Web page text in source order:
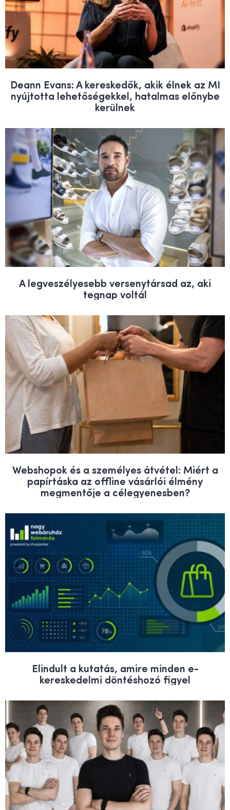
Deann Evans: A kereskedők, akik élnek az MI
nyújtotta lehetőségekkel, hatalmas előnybe
kerülnek
A legveszélyesebb versenytársad az, aki
tegnap voltál
Webshopok és a személyes átvétel: Miért a
papírtáska az offline vásárlói élmény
megmentője a célegyenesben?
Elindult a kutatás, amire minden e-
kereskedelmi döntéshozó figyel